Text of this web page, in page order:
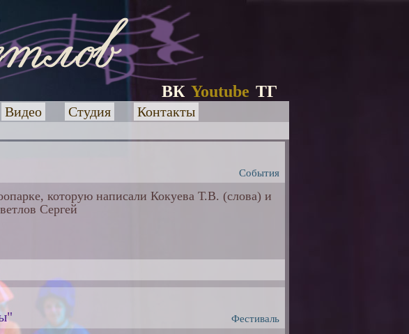
ВК Youtube ТГ
Видео Студия Контакты
События
которую написали Кокуева Т.В. (слова) и
Сергей
Фестиваль